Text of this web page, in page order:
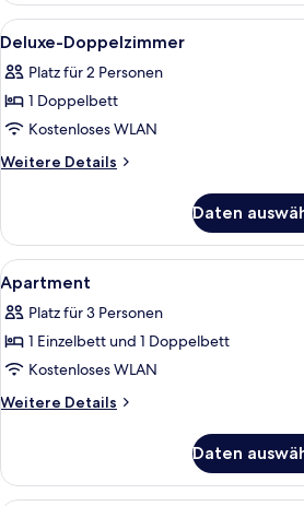
Alle
Fotos
für
Deluxe-
Doppelzimmer
anzeigen
Ein
3
Deluxe-Doppelzimmer
Platz für 2 Personen
1 Doppelbett
Kostenloses WLAN
Weitere Details
Weitere
Doppelzimmer
Daten
Alle
Fotos
für
Apartment
anzeigen
Ein
4
Apartment
Platz für 3 Personen
1 Einzelbett und 1 Doppelbett
Kostenloses WLAN
Weitere Details
Weitere
Daten